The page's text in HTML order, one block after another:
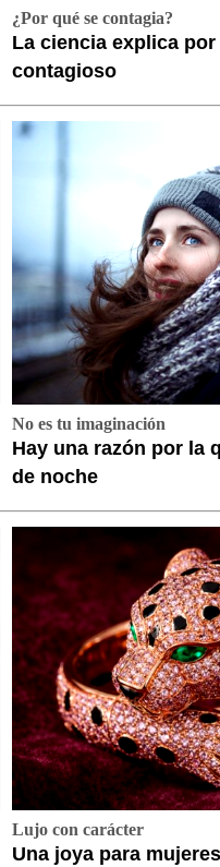
¿Por qué se contagia?
La ciencia explica
contagioso
No es tu imaginación
Hay una razón por la
de noche
Lujo con carácter
Una joya para